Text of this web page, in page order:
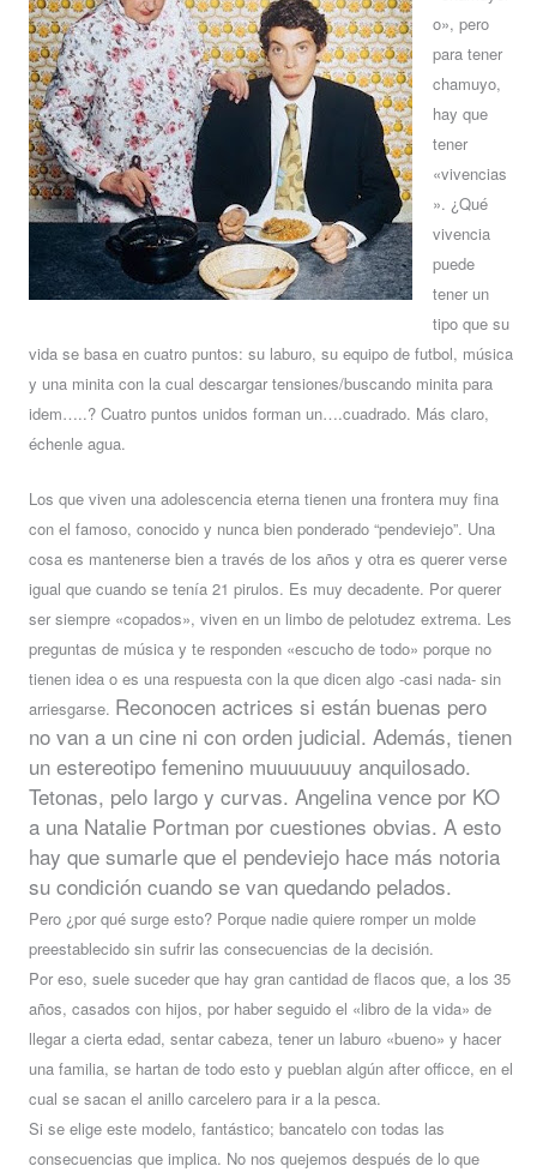
o», pero
para tener
chamuyo,
hay que
tener
«vivencias
». ¿Qué
vivencia
puede
tener un
tipo que su
vida se basa en cuatro puntos: su laburo, su equipo de futbol, música
y una minita con la cual descargar tensiones/buscando minita para
idem…..? Cuatro puntos unidos forman un….cuadrado. Más claro,
échenle agua.
Los que viven una adolescencia eterna tienen una frontera muy fina
con el famoso, conocido y nunca bien ponderado “pendeviejo”. Una
cosa es mantenerse bien a través de los años y otra es querer verse
igual que cuando se tenía 21 pirulos. Es muy decadente. Por querer
ser siempre «copados», viven en un limbo de pelotudez extrema. Les
preguntas de música y te responden «escucho de todo» porque no
tienen idea o es una respuesta con la que dicen algo -casi nada- sin
arriesgarse. Reconocen actrices si están buenas pero
no van a un cine ni con orden judicial. Además, tienen
un estereotipo femenino muuuuuuuy anquilosado.
Tetonas, pelo largo y curvas. Angelina vence por KO
a una Natalie Portman por cuestiones obvias. A esto
hay que sumarle que el pendeviejo hace más notoria
su condición cuando se van quedando pelados.
Pero ¿por qué surge esto? Porque nadie quiere romper un molde
preestablecido sin sufrir las consecuencias de la decisión.
Por eso, suele suceder que hay gran cantidad de flacos que, a los 35
años, casados con hijos, por haber seguido el «libro de la vida» de
llegar a cierta edad, sentar cabeza, tener un laburo «bueno» y hacer
una familia, se hartan de todo esto y pueblan algún after officce, en el
cual se sacan el anillo carcelero para ir a la pesca.
Si se elige este modelo, fantástico; bancatelo con todas las
consecuencias que implica. No nos quejemos después de lo que